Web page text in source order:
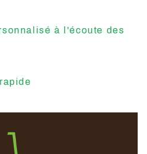
à l'écoute des